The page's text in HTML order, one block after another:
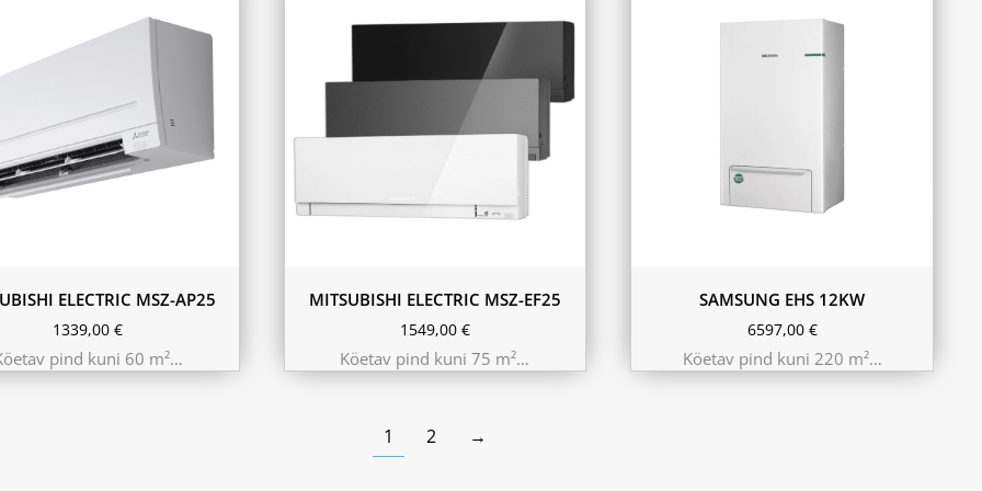
ELECTRIC MSZ-AP25
1339,00€
pind kuni 60 m²…
MITSUBISHI ELECTRIC MSZ-EF25
1549,00 €
Köetav pind kuni 75 m²…
SAMSUNG EHS 12KW
6597,00 €
Köetav pind kuni 220 m²…
1 2 →